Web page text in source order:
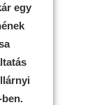
egy